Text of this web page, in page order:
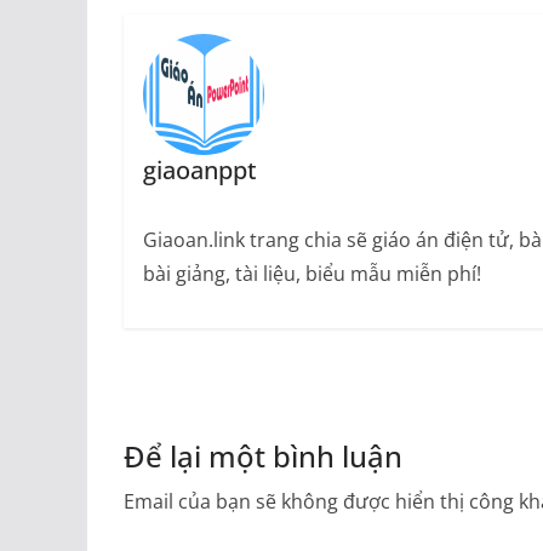
giaoanppt
Giaoan.link trang chia sẽ giáo án điện tử,
bài giảng, tài liệu, biểu mẫu miễn phí!
Để lại một bình luận
Email của bạn sẽ không được hiển thị công